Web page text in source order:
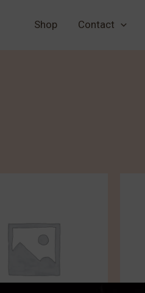
Shop Contact